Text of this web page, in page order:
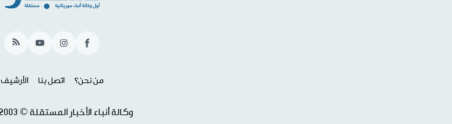
Facebook
Instagram
YouTube
RSS
من نحن؟ اتصل بنا الأرشيف
وكالة أنباء الأخبار المستقلة © 2003 - 2026